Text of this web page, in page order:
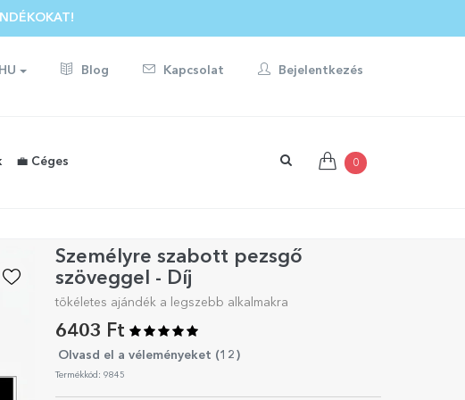
HU Blog Kapcsolat Bejelentkezés
💼 Céges 0
Személyre szabott pezsgő
szöveggel - Díj
tökéletes ajándék a legszebb alkalmakra
6403 Ft
Olvasd el a véleményeket (12 )
Termékkód: 9845